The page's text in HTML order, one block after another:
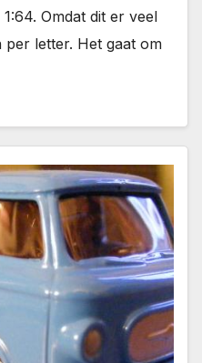
Omdat dit er veel
letter. Het gaat om